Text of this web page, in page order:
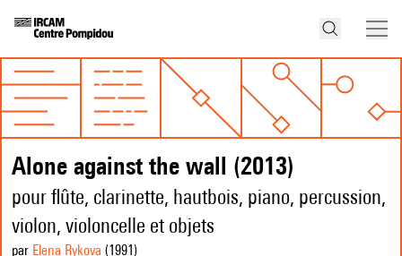
Alone against the wall (2013)
pour flûte, clarinette, hautbois, piano, percussion,
violon, violoncelle et objets
par Elena Rykova (1991 )